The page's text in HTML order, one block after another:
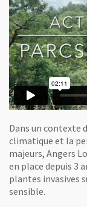
Dans un contexte
climatique et la
majeurs, Angers
en place depuis 3
plantes invasives
sensible.